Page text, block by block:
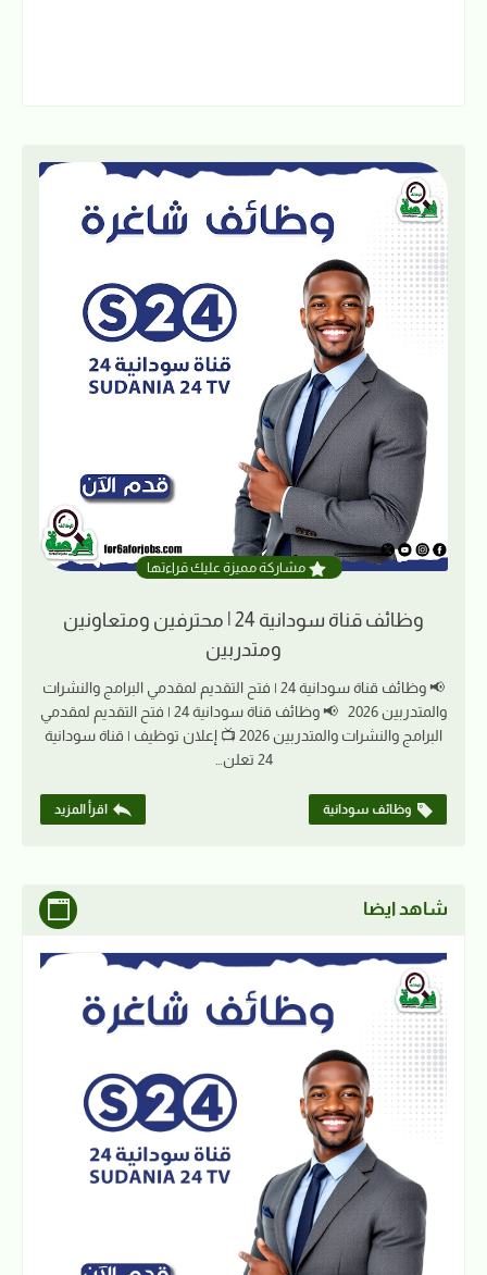
مشاركة مميزة عليك قراءتها
وظائف قناة سودانية 24 | محترفين ومتعاونين
ومتدربين
📢 وظائف قناة سودانية 24 | فتح التقديم لمقدمي البرامج والنشرات
والمتدربين 2026 📢 وظائف قناة سودانية 24 | فتح التقديم لمقدمي
البرامج والنشرات والمتدربين 2026 📺 إعلان توظيف | قناة سودانية
24 تعلن…
وظائف سودانية اقرأ المزيد
شاهد ايضا